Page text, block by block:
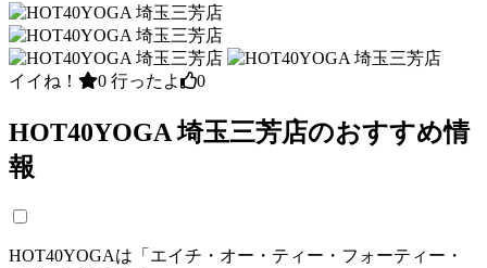
イイね！ 0 行ったよ 0
HOT40YOGA 埼玉三芳店のおすすめ情
報
HOT40YOGAは「エイチ・オー・ティー・フォーティー・